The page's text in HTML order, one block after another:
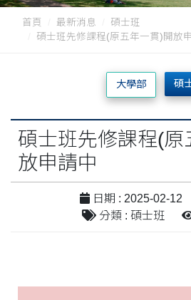
首頁 最新消息
碩士班
碩士班先修課程(原五年一貫)開放
大學部 碩
碩士班先修課程(原
放申請中
日期 : 2025-02-12
分類 : 碩士班